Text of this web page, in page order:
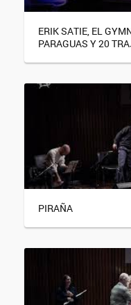
ERIK SATIE, EL
PARAGUAS Y 20
PIRAÑA